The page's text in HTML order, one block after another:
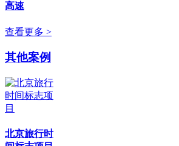
高速
查看更多 >
其他案例
北京旅行时